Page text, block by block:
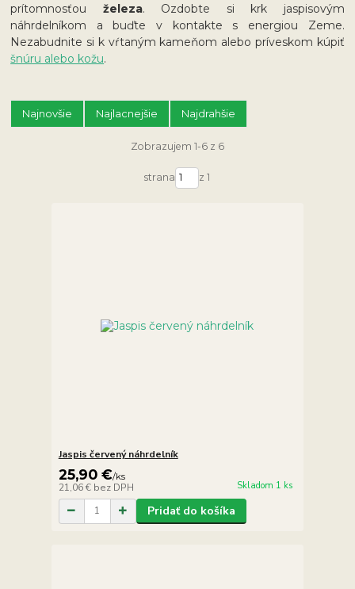
prítomnosťou železa. Ozdobte si krk jaspisovým
náhrdelníkom a buďte v kontakte s energiou Zeme.
Nezabudnite si k vŕtaným kameňom alebo príveskom kúpiť
šnúru alebo kožu.
Najnovšie Najlacnejšie Najdrahšie
Zobrazujem 1-6 z 6
strana z 1
Jaspis červený náhrdelník
25,90 €/ks
21,06 € bez DPH Skladom 1 ks
Pridať do košíka